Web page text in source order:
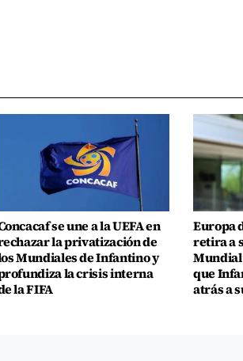
se une a la UEFA en
la privatización de
Mundiales de Infantino y
la crisis interna
la FIFA
Europa
retira a
Mundial
que
atrás a